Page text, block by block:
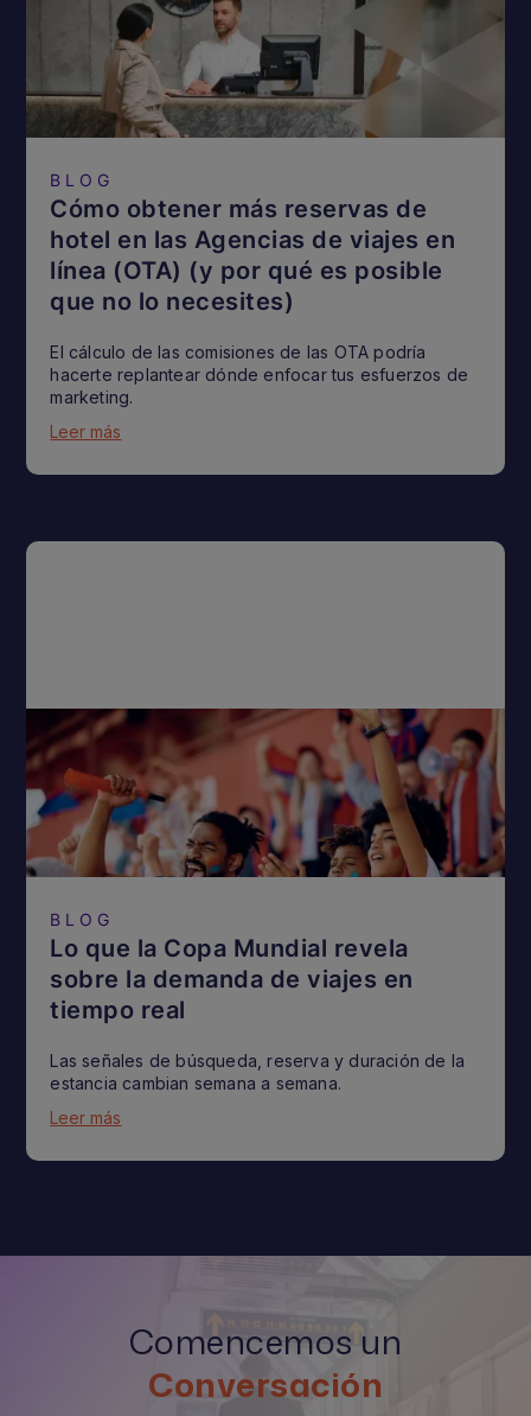
BLOG
Cómo obtener más reservas de
hotel en las Agencias de viajes en
línea (OTA) (y por qué es posible
que no lo necesites)
El cálculo de las comisiones de las OTA podría
hacerte replantear dónde enfocar tus esfuerzos de
marketing.
Leer más
BLOG
Lo que la Copa Mundial revela
sobre la demanda de viajes en
tiempo real
Las señales de búsqueda, reserva y duración de la
estancia cambian semana a semana.
Leer más
Comencemos un
Conversación